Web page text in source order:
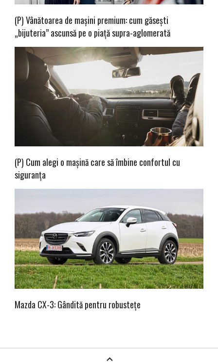
(P) Vânătoarea de mașini premium: cum găsești
„bijuteria” ascunsă pe o piață supra-aglomerată
(P) Cum alegi o mașină care să îmbine confortul cu
siguranța
Mazda CX-3: Gândită pentru robustețe